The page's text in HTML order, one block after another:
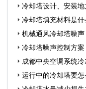
冷却塔设计、安装
冷却塔填充材料是什
机械通风冷却塔噪声
冷却塔噪声控制方案
成都中央空调系统
运行中的冷却塔要